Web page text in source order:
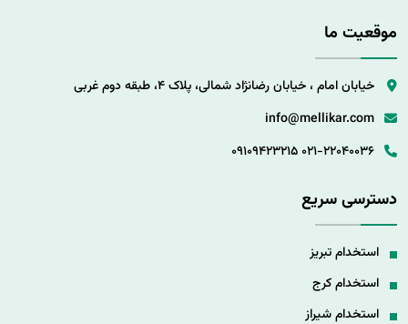
موقعیت ما
خیابان امام ، خیابان رضانژاد شمالی، پلاک 4، طبقه دوم غربی
info@mellikar.com
021-22040036
09109423215
دسترسی سریع
استخدام تبریز
استخدام کرج
استخدام شیراز